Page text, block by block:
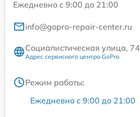
Ежедневно с 9:00 до 21:00
info@gopro-repair-center.ru
Социалистическая улица, 74
Адрес сервисного центра GoPro
Режим работы:
Ежедневно с 9:00 до 21:00